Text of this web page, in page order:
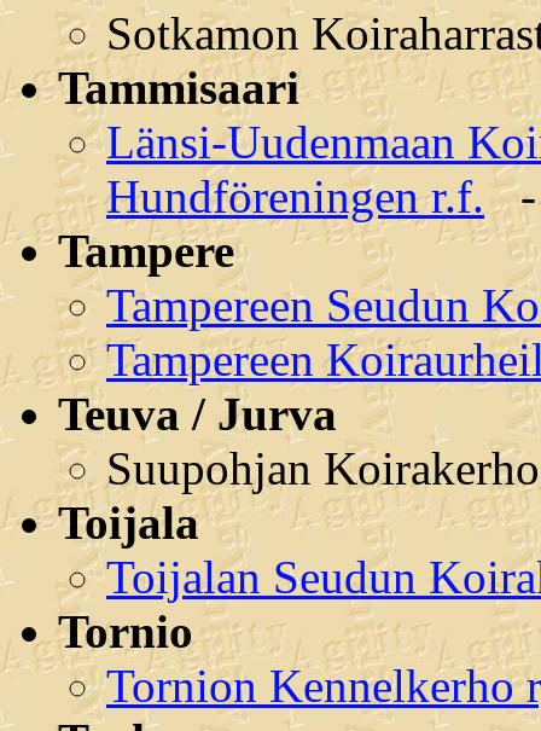
Sotkamon
Tammisaari
Länsi-Uudenmaan
Hundföreningen r.f.
Tampere
Tampereen Seudun
Tampereen
Teuva / Jurva
Suupohjan
Toijala
Toijalan Seudun
Tornio
Tornion Kennelkerho